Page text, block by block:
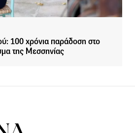
100 χρόνια παράδοση στο
της Μεσσηνίας